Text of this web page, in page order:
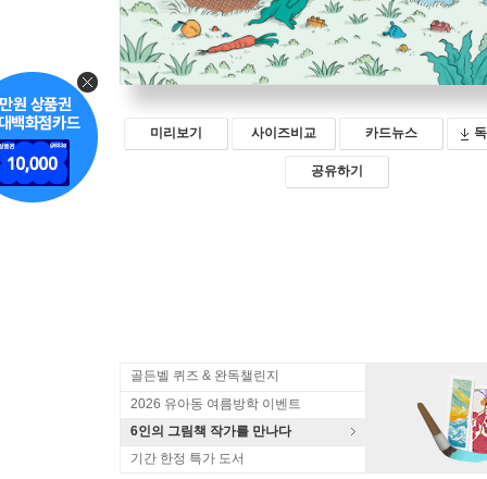
미리보기 사이즈비교 카드뉴스
공유하기
골든벨 퀴즈 & 완독챌린지
2026 유아동 여름방학 이벤트
6인의 그림책 작가를 만나다
기간 한정 특가 도서